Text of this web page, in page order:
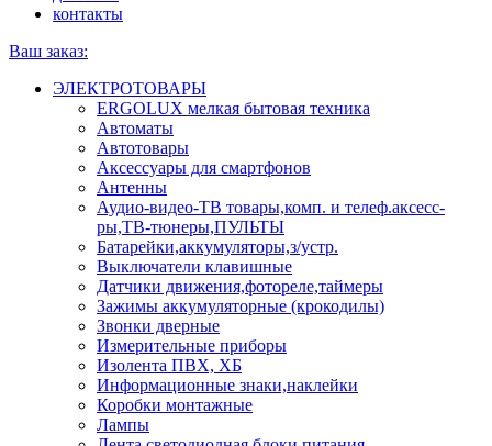
контакты
Ваш заказ:
ЭЛЕКТРОТОВАРЫ
ERGOLUX мелкая бытовая техника
Автоматы
Автотовары
Аксессуары для смартфонов
Антенны
Аудио-видео-ТВ товары,комп. и телеф.аксесс-
ры,ТВ-тюнеры,ПУЛЬТЫ
Батарейки,аккумуляторы,з/устр.
Выключатели клавишные
Датчики движения,фотореле,таймеры
Зажимы аккумуляторные (крокодилы)
Звонки дверные
Измерительные приборы
Изолента ПВХ, ХБ
Информационные знаки,наклейки
Коробки монтажные
Лампы